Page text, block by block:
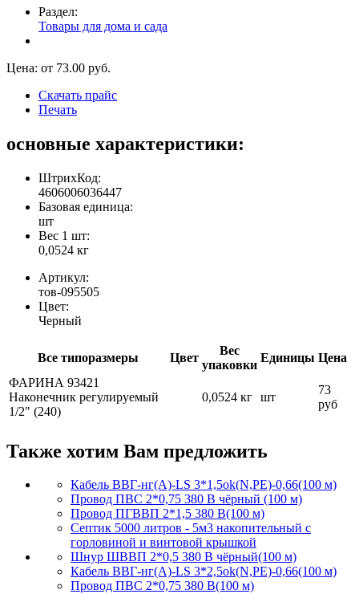
Раздел:
Товары для дома и сада
Цена: от 73.00 руб.
Скачать прайс
Печать
основные характеристики:
ШтрихКод:
4606006036447
Базовая единица:
шт
Вес 1 шт:
0,0524 кг
Артикул:
тов-095505
Цвет:
Черный
Все типоразмеры Цвет
Вес
упаковки
Единицы Цена
ФАРИНА 93421
Наконечник регулируемый
1/2" (240)
0,0524 кг шт
73
руб
Также хотим Вам предложить
Кабель ВВГ-нг(А)-LS 3*1,5ok(N,PE)-0,66(100 м)
Провод ПВС 2*0,75 380 В чёрный (100 м)
Провод ПГВВП 2*1,5 380 В(100 м)
Септик 5000 литров - 5м3 накопительный с
горловиной и винтовой крышкой
Шнур ШВВП 2*0,5 380 В чёрный(100 м)
Кабель ВВГ-нг(А)-LS 3*2,5ok(N,PE)-0,66(100 м)
Провод ПВС 2*0,75 380 В(100 м)